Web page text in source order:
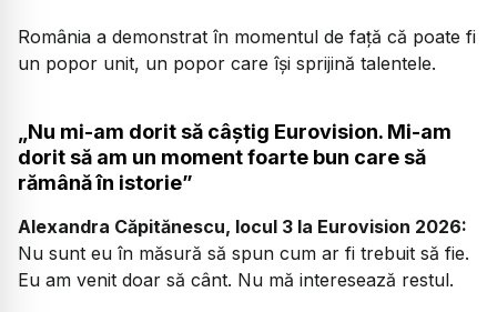
România a demonstrat în momentul de față că poate fi
un popor unit, un popor care își sprijină talentele.
„Nu mi-am dorit să câștig Eurovision. Mi-am
dorit să am un moment foarte bun care să
rămână în istorie”
Alexandra Căpitănescu, locul 3 la Eurovision 2026:
Nu sunt eu în măsură să spun cum ar fi trebuit să fie.
Eu am venit doar să cânt. Nu mă interesează restul.